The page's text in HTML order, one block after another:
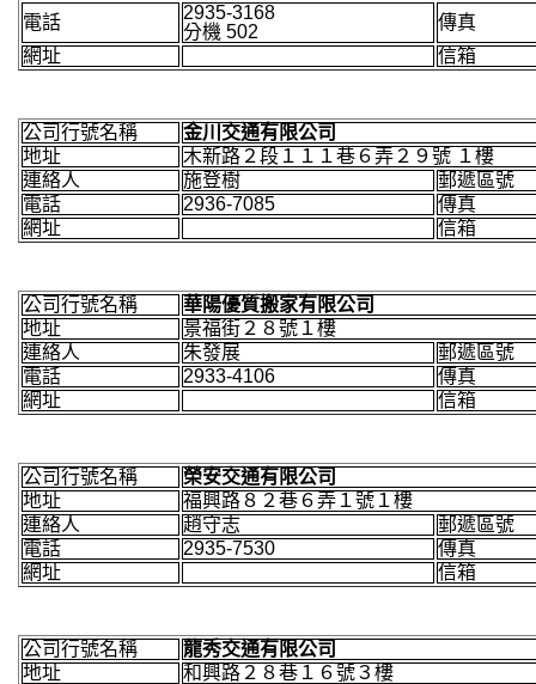
電話
2935-3168
分機 502
傳真
網址
信箱
公司行號名稱
金川交通有限公司
地址
木新路２段１１１巷６弄２９號 １樓
連絡人
施登樹
郵遞區號
電話
2936-7085
傳真
網址
信箱
公司行號名稱
華陽優質搬家有限公司
地址
景福街２８號１樓
連絡人
朱發展
郵遞區號
電話
2933-4106
傳真
網址
信箱
公司行號名稱
榮安交通有限公司
地址
福興路８２巷６弄１號１樓
連絡人
趙守志
郵遞區號
電話
2935-7530
傳真
網址
信箱
公司行號名稱
龍秀交通有限公司
地址
和興路２８巷１６號３樓